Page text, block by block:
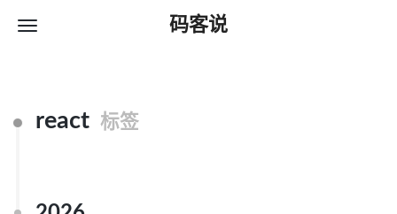
码客说
react 标签